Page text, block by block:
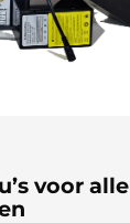
voor alle